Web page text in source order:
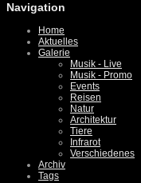
Navigation
Home
Aktuelles
Galerie
Musik - Live
Musik - Promo
Events
Reisen
Natur
Architektur
Tiere
Infrarot
Verschiedenes
Archiv
Tags